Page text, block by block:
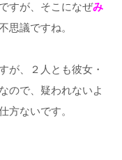
すが、そこになぜみ
思議ですね。
が、２人とも彼女・
ので、疑われないよ
方ないです。